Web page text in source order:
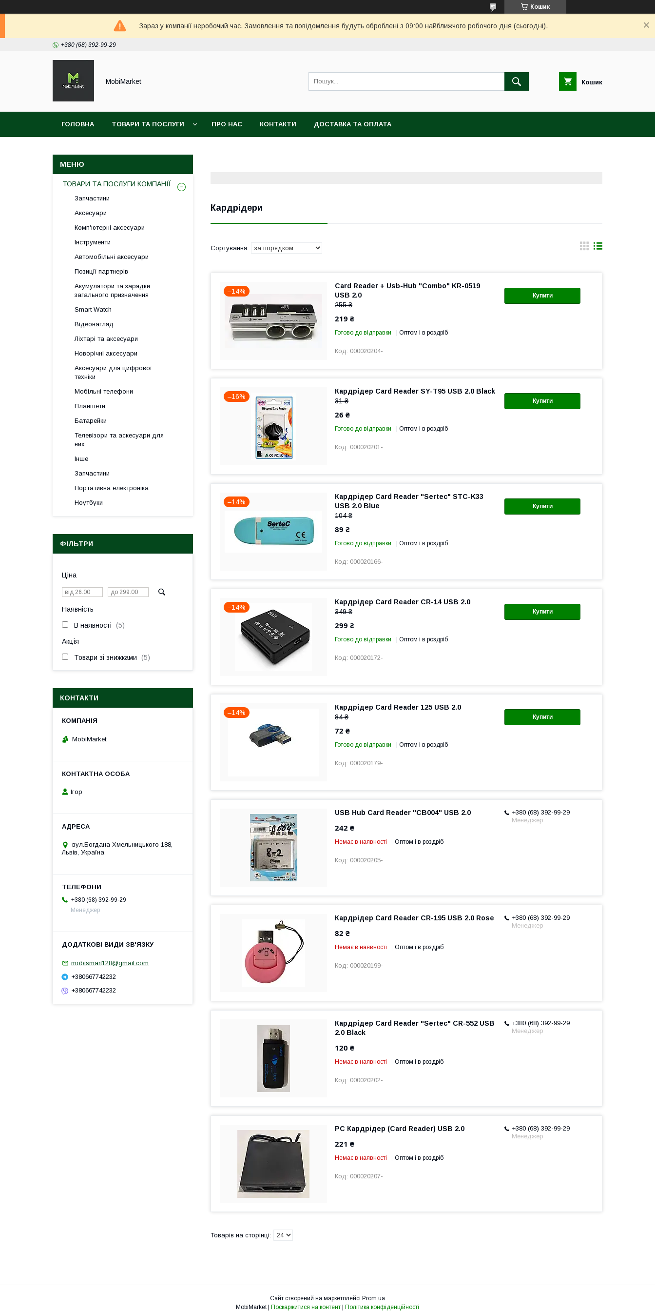
Кошик
Зараз у компанії неробочий час. Замовлення та повідомлення будуть оброблені з 09:00 найближчого робочого дня (сьогодні).
+380 (68) 392-99-29
MobiMarket Кошик
ГОЛОВНА ТОВАРИ ТА ПОСЛУГИ ПРО НАС КОНТАКТИ ДОСТАВКА ТА ОПЛАТА
Кардрідери
–14%
Купити
Card Reader + Usb-Hub "Combo" KR-0519
USB 2.0
255 ₴
219 ₴
Готово до відправки Оптом і в роздріб
000020204-
–16%
Купити
Кардрідер Card Reader SY-T95 USB 2.0 Black
31 ₴
26 ₴
Готово до відправки Оптом і в роздріб
000020201-
–14%
Купити
Кардрідер Card Reader "Sertec" STC-K33
USB 2.0 Blue
104 ₴
89 ₴
Готово до відправки Оптом і в роздріб
000020166-
–14%
Купити
Кардрідер Card Reader CR-14 USB 2.0
349 ₴
299 ₴
Готово до відправки Оптом і в роздріб
000020172-
–14%
Купити
Кардрідер Card Reader 125 USB 2.0
84 ₴
72 ₴
Готово до відправки Оптом і в роздріб
000020179-
+380 (68) 392-99-29
Менеджер
USB Hub Card Reader "CB004" USB 2.0
242 ₴
Немає в наявності Оптом і в роздріб
000020205-
+380 (68) 392-99-29
Менеджер
Кардрідер Card Reader CR-195 USB 2.0 Rose
82 ₴
Немає в наявності Оптом і в роздріб
000020199-
+380 (68) 392-99-29
Менеджер
Кардрідер Card Reader "Sertec" CR-552 USB
2.0 Black
120 ₴
Немає в наявності Оптом і в роздріб
000020202-
+380 (68) 392-99-29
Менеджер
PC Кардрідер (Card Reader) USB 2.0
221 ₴
Немає в наявності Оптом і в роздріб
000020207-
ТОВАРИ ТА ПОСЛУГИ КОМПАНІЇ
Запчастини
Аксесуари
Комп'ютерні аксесуари
Інструменти
Автомобільні аксесуари
Позиції партнерів
Акумулятори та зарядки
загального призначення
Smart Watch
Відеонагляд
Ліхтарі та аксесуари
Новорічні аксесуари
Аксесуари для цифрової
техніки
Мобільні телефони
Планшети
Батарейки
Телевізори та аскесуари для
них
Інше
Запчастини
Портативна електроніка
Ноутбуки
ФІЛЬТРИ
Ціна
Наявність
В наявності 5
Акція
Товари зі знижками 5
КОНТАКТИ
MobiMarket
Ігор
вул.Богдана Хмельницького 188,
Львів, Україна
+380 (68) 392-99-29
Менеджер
mobismart128@gmail.com
+380667742232
+380667742232
Сайт створений на маркетплейсі Prom.ua
Поскаржитися на контент Політика конфіденційності